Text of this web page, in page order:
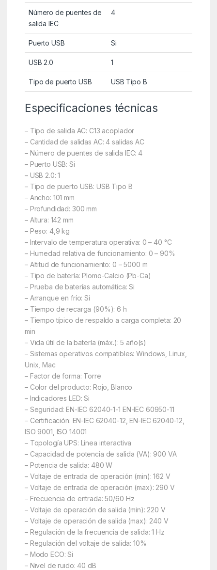
Número de puentes de
salida IEC
4
Puerto USB Si
USB 2.0 1
Tipo de puerto USB USB Tipo B
Especificaciones técnicas
– Tipo de salida AC: C13 acoplador
– Cantidad de salidas AC: 4 salidas AC
– Número de puentes de salida IEC: 4
– Puerto USB: Si
– USB 2.0: 1
– Tipo de puerto USB: USB Tipo B
– Ancho: 101 mm
– Profundidad: 300 mm
– Altura: 142 mm
– Peso: 4,9 kg
– Intervalo de temperatura operativa: 0 – 40 °C
– Humedad relativa de funcionamiento: 0 – 90%
– Altitud de funcionamiento: 0 – 5000 m
– Tipo de batería: Plomo-Calcio (Pb-Ca)
– Prueba de baterías automática: Si
– Arranque en frío: Si
– Tiempo de recarga (90%): 6 h
– Tiempo típico de respaldo a carga completa: 20
min
– Vida útil de la batería (máx.): 5 año(s)
– Sistemas operativos compatibles: Windows, Linux,
Unix, Mac
– Factor de forma: Torre
– Color del producto: Rojo, Blanco
– Indicadores LED: Si
– Seguridad: EN-IEC 62040-1-1 EN-IEC 60950-11
– Certificación: EN-IEC 62040-12, EN-IEC 62040-12,
ISO 9001, ISO 14001
– Topología UPS: Línea interactiva
– Capacidad de potencia de salida (VA): 900 VA
– Potencia de salida: 480 W
– Voltaje de entrada de operación (min): 162 V
– Voltaje de entrada de operación (max): 290 V
– Frecuencia de entrada: 50/60 Hz
– Voltaje de operación de salida (min): 220 V
– Voltaje de operación de salida (max): 240 V
– Regulación de la frecuencia de salida: 1 Hz
– Regulación del voltaje de salida: 10%
– Modo ECO: Si
– Nivel de ruido: 40 dB